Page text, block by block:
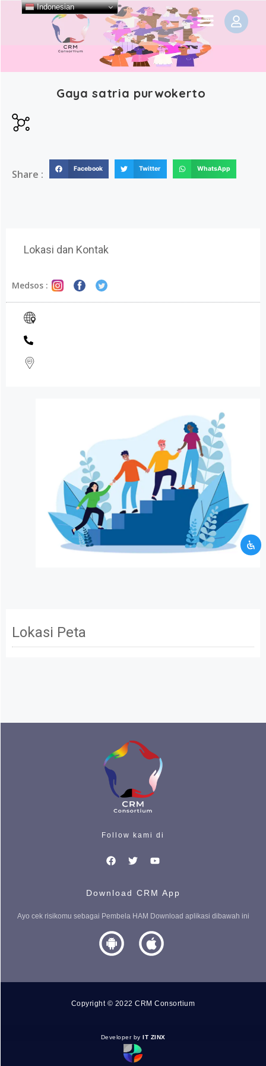
Gaya satria purwokerto
Share : Facebook Twitter WhatsApp
Lokasi dan Kontak
Medsos :
Lokasi Peta
Follow kami di
Download CRM App
Ayo cek risikomu sebagai Pembela HAM Download aplikasi dibawah ini
Copyright © 2022 CRM Consortium
Developer by IT ZINX
Indonesian
USAHA TERBAIK KAMI UNTUK KAMU
TERIMA KASIH ATAS WAKTU
LUANG KAMU
Mohon maaf data informasi yang kamu berikan
tidak memenuhi persyaratan kami. Silahkan